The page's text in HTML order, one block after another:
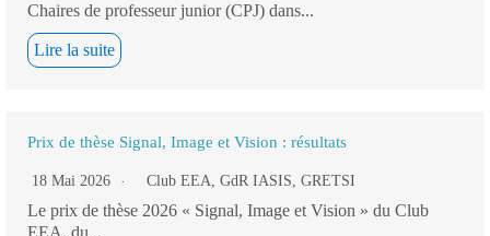
Chaires de professeur junior (CPJ) dans...
Lire la suite
Prix de thèse Signal, Image et Vision : résultats
18 Mai 2026 Club EEA, GdR IASIS, GRETSI
Le prix de thèse 2026 « Signal, Image et Vision » du Club